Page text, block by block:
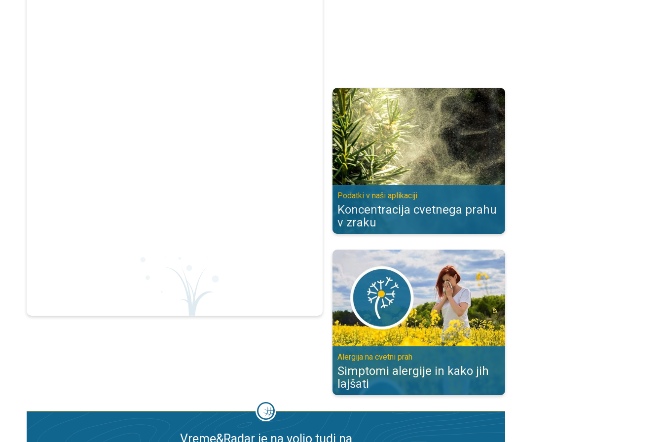
Koncentracija cvetnega prahu v zraku. Podatki v naši aplikaciji. . .
Podatki v naši aplikaciji
Koncentracija cvetnega prahu
v zraku
Simptomi alergije in kako jih lajšati. Alergija na cvetni prah. . .
Alergija na cvetni prah
Simptomi alergije in kako jih
lajšati
Vreme&Radar je na voljo tudi na